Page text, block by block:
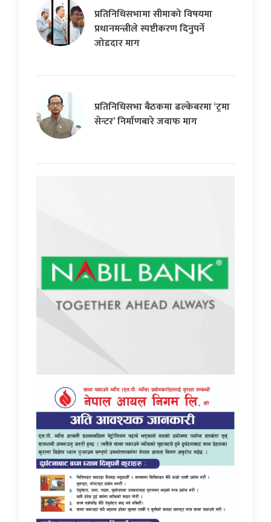
प्रतिनिधिसभामा सीमाको विषयमा
प्रधानमन्त्रीले स्पष्टीकरण दिनुपर्ने
जोडदार माग
प्रतिनिधिसभा बैठकमा ढल्केबरमा ‘ट्रमा
सेन्टर’ निर्माणबारे जवाफ माग